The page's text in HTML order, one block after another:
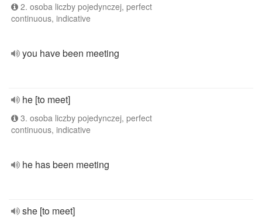
2. osoba liczby pojedynczej, perfect
continuous, indicative
you have been meeting
he [to meet]
3. osoba liczby pojedynczej, perfect
continuous, indicative
he has been meeting
she [to meet]